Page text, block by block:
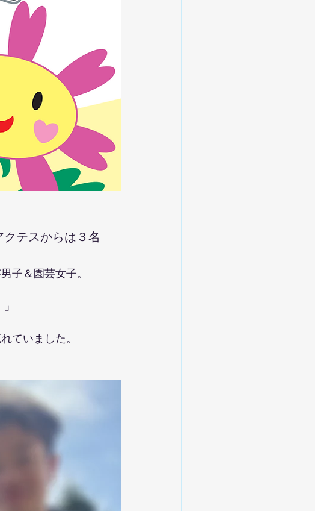
テスからは３名
子＆園芸女子。
ていました。